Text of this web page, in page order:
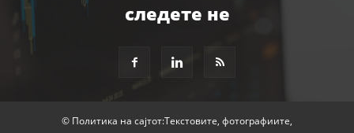
следете не
© Политика на сајтот:Текстовите, фотографиите,